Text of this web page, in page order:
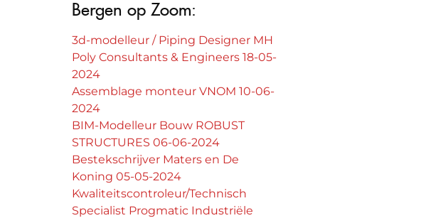
Bergen op Zoom:
3d-modelleur / Piping Designer MH
Poly Consultants & Engineers 18-05-
2024
Assemblage monteur VNOM 10-06-
2024
BIM-Modelleur Bouw ROBUST
STRUCTURES 06-06-2024
Bestekschrijver Maters en De
Koning 05-05-2024
Kwaliteitscontroleur/Technisch
Specialist Progmatic Industriële